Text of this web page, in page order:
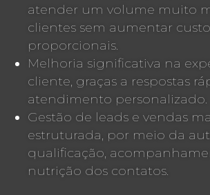
atender um volume muito
clientes sem aumentar
proporcionais.
Melhoria significativa na
cliente, graças a respostas
atendimento personalizado.
Gestão de leads e vendas
estruturada, por meio da
qualificação,
nutrição dos contatos.